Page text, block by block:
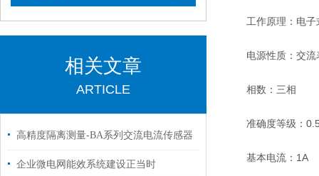
相关文章
ARTICLE
高精度隔离测量-BA系列交流电流传感器
企业微电网能效系统建设正当时
工作原理：电子
电源性质：交流
相数：三相
准确度等级：
基本电流：1A